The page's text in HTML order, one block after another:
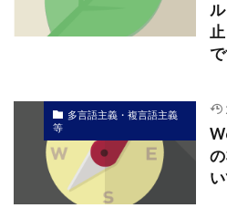
で
多言語主義・複言語主義
等